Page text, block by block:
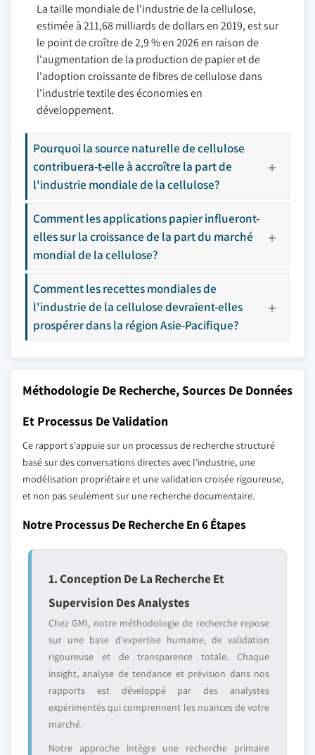
La taille mondiale de l'industrie de la cellulose,
estimée à 211,68 milliards de dollars en 2019, est sur
le point de croître de 2,9 % en 2026 en raison de
l'augmentation de la production de papier et de
l'adoption croissante de fibres de cellulose dans
l'industrie textile des économies en
développement.
Pourquoi la source naturelle de cellulose
contribuera-t-elle à accroître la part de
l'industrie mondiale de la cellulose?
Comment les applications papier influeront-
elles sur la croissance de la part du marché
mondial de la cellulose?
Comment les recettes mondiales de
l'industrie de la cellulose devraient-elles
prospérer dans la région Asie-Pacifique?
Méthodologie De Recherche, Sources De Données
Et Processus De Validation
Ce rapport s'appuie sur un processus de recherche structuré
basé sur des conversations directes avec l'industrie, une
modélisation propriétaire et une validation croisée rigoureuse,
et non pas seulement sur une recherche documentaire.
Notre Processus De Recherche En 6 Étapes
1. Conception De La Recherche Et
Supervision Des Analystes
Chez GMI, notre méthodologie de recherche repose
sur une base d'expertise humaine, de validation
rigoureuse et de transparence totale. Chaque
insight, analyse de tendance et prévision dans nos
rapports est développé par des analystes
expérimentés qui comprennent les nuances de votre
marché.
Notre approche intègre une recherche primaire